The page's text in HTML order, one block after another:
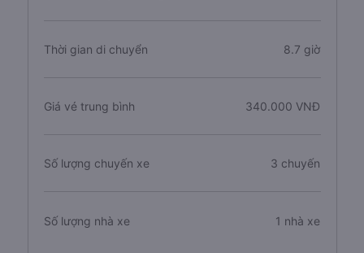
Thời gian di chuyển 8.7 giờ
Giá vé trung bình 340.000 VNĐ
Số lượng chuyến xe 3 chuyến
Số lượng nhà xe 1 nhà xe